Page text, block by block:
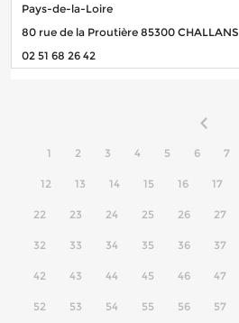
Pays-de-la-Loire
80 rue de la Proutière 85300 CHALLANS
02 51 68 26 42
1 2 3 4 5 6 7
12 13 14 15 16 17
22 23 24 25 26 27
32 33 34 35 36 37
42 43 44 45 46 47
52 53 54 55 56 57